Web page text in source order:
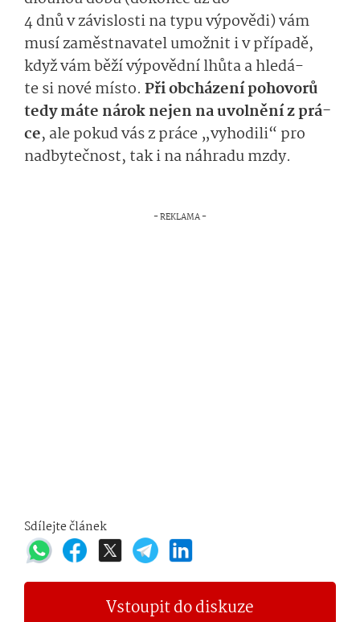
4 dnův závislosti na typu výpovědi)vám
musí zaměstnavatelu­možnit i v pří­padě,
kdyžvám běží výpovědní lhůtaahledá­
tesinovémís­to. Při obcházení pohovorů
tedy máte nárok nejen nauvolněníz prá­
ce, alepokud vás z práce „vyhodili“ pro
nadbytečnost, taki na náhradu mzdy.
Sdílejte článek
Vstoupit do diskuze